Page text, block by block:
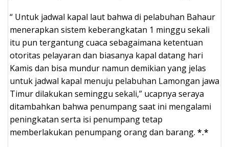
“ Untuk jadwal kapal laut bahwa di pelabuhan Bahaur
menerapkan sistem keberangkatan 1 minggu sekali
itu pun tergantung cuaca sebagaimana ketentuan
otoritas pelayaran dan biasanya kapal datang hari
Kamis dan bisa mundur namun demikian yang jelas
untuk jadwal kapal menuju pelabuhan Lamongan jawa
Timur dilakukan seminggu sekali,” ucapnya seraya
ditambahkan bahwa penumpang saat ini mengalami
peningkatan serta isi penumpang tetap
memberlakukan penumpang orang dan barang. *.*